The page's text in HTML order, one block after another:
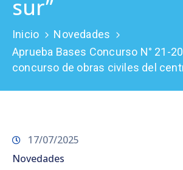
Prensa
sur”
Inicio
Novedades
Aprueba Bases Concurso N° 21-
concurso de obras civiles del
17/07/2025
Novedades